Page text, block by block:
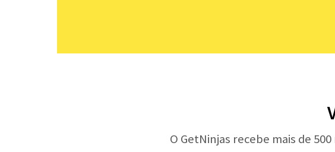
O GetNinjas recebe mais de